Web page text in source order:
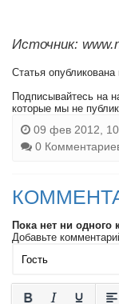
Источник:
Статья опубликована
Подписывайтесь на
которые мы не
09 фев 2012,
0
Пока нет ни одного
Добавьте